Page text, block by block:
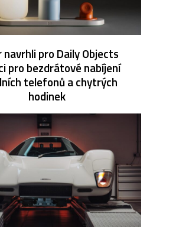
navrhli pro Daily Objects
pro bezdrátové nabíjení
telefonů a chytrých
hodinek